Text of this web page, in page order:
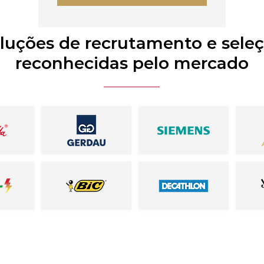
de recrutamento e
reconhecidas pelo mercado